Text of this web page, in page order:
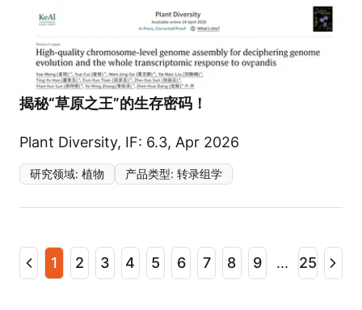
揭秘“草原之王”的生存密码！
Plant Diversity, IF: 6.3, Apr 2026
研究领域: 植物 产品类型: 转录组学
1 2 3 4 5 6 7 8 9 ... 25